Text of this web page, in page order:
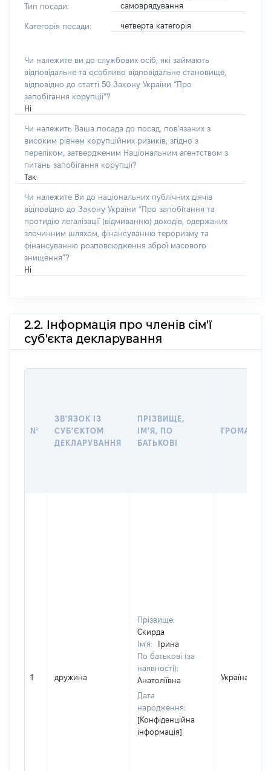
Тип посади:
самоврядування
Категорія посади: четверта категорія
Чи належите ви до службових осіб, які займають
відповідальне та особливо відповідальне становище,
відповідно до статті 50 Закону України “Про
запобігання корупції”?
Ні
Чи належить Ваша посада до посад, пов'язаних з
високим рівнем корупційних ризиків, згідно з
переліком, затвердженим Національним агентством з
питань запобігання корупції?
Так
Чи належите Ви до національних публічних діячів
відповідно до Закону України “Про запобігання та
протидію легалізації (відмиванню) доходів, одержаних
злочинним шляхом, фінансуванню тероризму та
фінансуванню розповсюдження зброї масового
знищення”?
Ні
2.2. Інформація про членів сім'ї
суб'єкта декларування
№
ЗВ'ЯЗОК ІЗ
СУБ'ЄКТОМ
ДЕКЛАРУВАННЯ
ПРІЗВИЩЕ,
ІМ'Я, ПО
БАТЬКОВІ
1 дружина
Прізвище:
Скирда
Ім'я:
Ірина
По батькові (за
наявності):
Анатоліївна
Дата
народження:
[Конфіденційна
інформація]
Україна